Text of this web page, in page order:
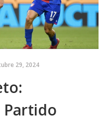
29, 2024
Partido